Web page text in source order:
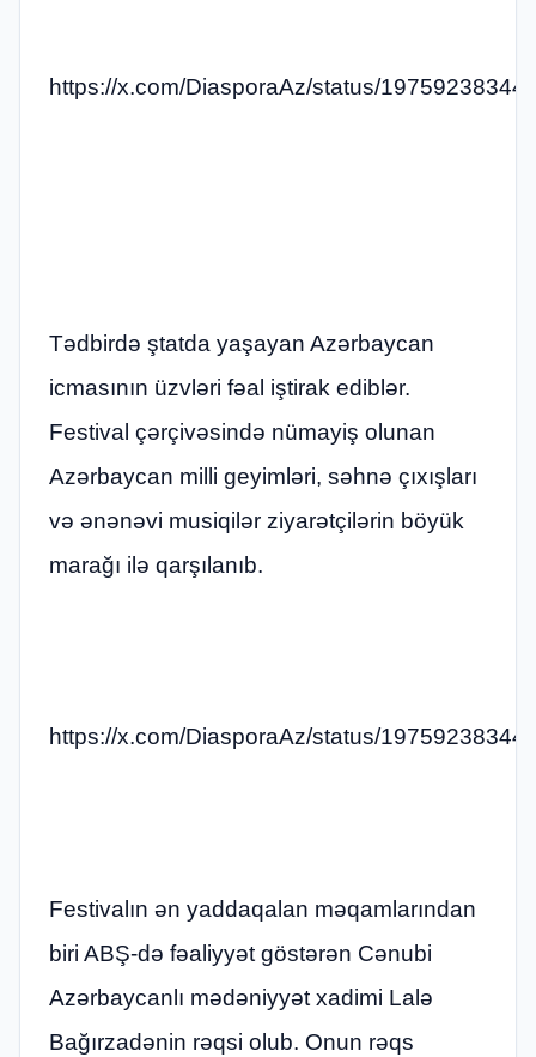
https://x.com/DiasporaAz/status/
Tədbirdə ştatda yaşayan Azərbaycan
icmasının üzvləri fəal iştirak ediblər.
Festival çərçivəsində nümayiş olunan
Azərbaycan milli geyimləri, səhnə çıxışları
və ənənəvi musiqilər ziyarətçilərin böyük
marağı ilə qarşılanıb.
https://x.com/DiasporaAz/status/
Festivalın ən yaddaqalan məqamlarından
biri ABŞ-də fəaliyyət göstərən Cənubi
Azərbaycanlı mədəniyyət xadimi Lalə
Bağırzadənin rəqsi olub. Onun rəqs